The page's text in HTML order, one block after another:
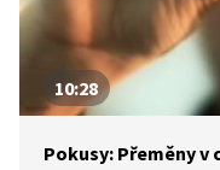
10:28
Pokusy: Přeměny v